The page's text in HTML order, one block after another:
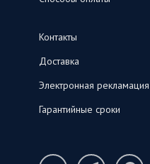
Контакты
Доставка
Электронная рекламация
Гарантийные сроки